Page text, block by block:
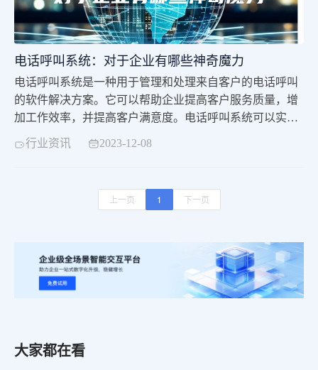
电话呼叫系统：对于企业有哪些神奇魔力
电话呼叫系统是一种用于管理和处理来自客户的电话呼叫
的软件解决方案。它可以帮助企业提高客户服务质量，增
加工作效率，并提高客户满意度。电话呼叫系统可以实现
自动化的来电分配、回拨、语音信箱、来电识别、统计分
行业资讯 2023-12-08
上一页 1 下一页
大家都在看